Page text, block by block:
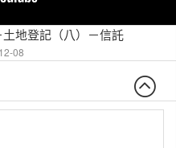
地登記（八）－信託
08